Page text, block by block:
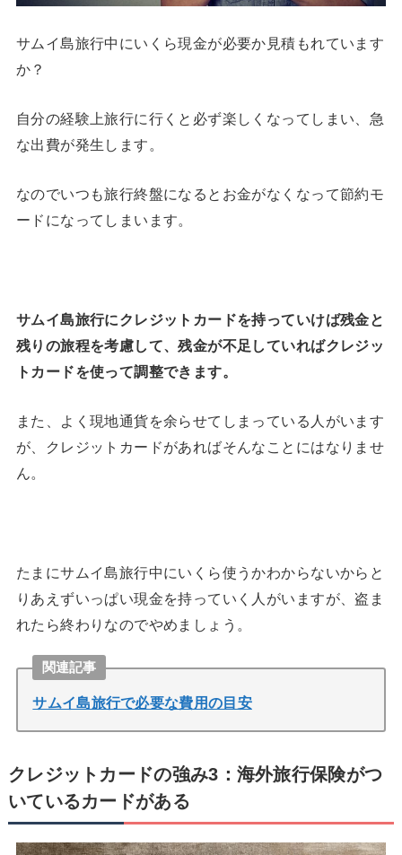
サムイ島旅行中にいくら現金が必要か見積もれています
か？
自分の経験上旅行に行くと必ず楽しくなってしまい、急
な出費が発生します。
なのでいつも旅行終盤になるとお金がなくなって節約モ
ードになってしまいます。
サムイ島旅行にクレジットカードを持っていけば残金と
残りの旅程を考慮して、残金が不足していればクレジッ
トカードを使って調整できます。
また、よく現地通貨を余らせてしまっている人がいます
が、クレジットカードがあればそんなことにはなりませ
ん。
たまにサムイ島旅行中にいくら使うかわからないからと
りあえずいっぱい現金を持っていく人がいますが、盗ま
れたら終わりなのでやめましょう。
関連記事
サムイ島旅行で必要な費用の目安
クレジットカードの強み3：海外旅行保険がつ
いているカードがある